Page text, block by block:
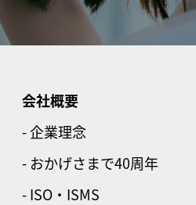
会社概要
- 企業理念
- おかげさまで40周年
- ISO・ISMS